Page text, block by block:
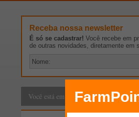
Receba nossa newsletter
É só se cadastrar! Você recebe em
de outras novidades, diretamente em
Você está em: Cadeia Produtiva>